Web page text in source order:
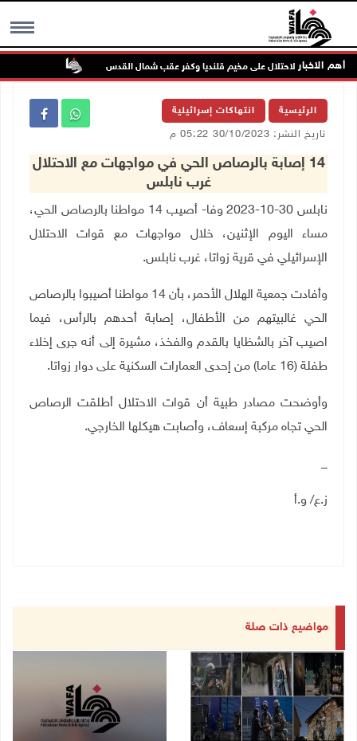
MENU أهم الاخبار
الرئيسية انتهاكات إسرائيلية
تاريخ النشر: 30/10/2023 05:22 م
14 إصابة بالرصاص الحي في مواجهات مع الاحتلال
غرب نابلس
نابلس 30-10-2023 وفا- أصيب 14 مواطنا بالرصاص الحي،
مساء اليوم الإثنين، خلال مواجهات مع قوات الاحتلال
الإسرائيلي في قرية زواتا، غرب نابلس.
وأفادت جمعية الهلال الأحمر، بأن 14 مواطنا أصيبوا بالرصاص
الحي غالبيتهم من الأطفال، إصابة أحدهم بالرأس، فيما
اصيب آخر بالشظايا بالقدم والفخذ، مشيرة إلى أنه جرى إخلاء
طفلة (16 عاما) من إحدى العمارات السكنية على دوار زواتا
.
وأوضحت مصادر طبية أن قوات الاحتلال أطلقت الرصاص
الحي تجاه مركبة إسعاف، وأصابت هيكلها الخارجي.
ز.ع/ و.أ
مواضيع ذات صلة